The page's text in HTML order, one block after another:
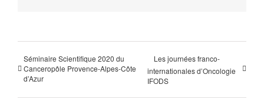
Séminaire Scientifique 2020 du
Canceropôle Provence-Alpes-Côte
d’Azur
Les journées franco-
internationales d’Oncologie
IFODS